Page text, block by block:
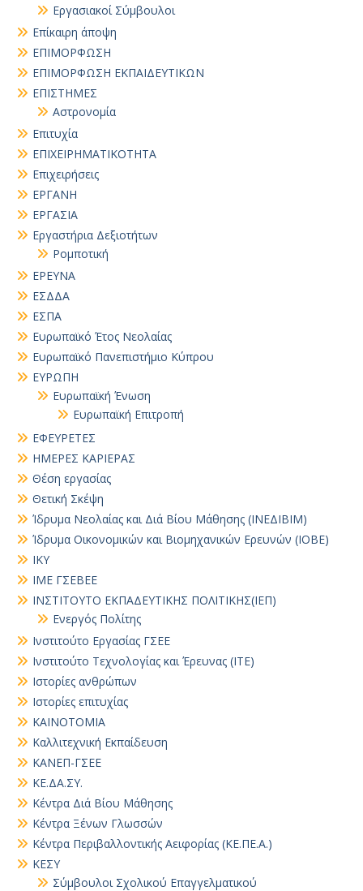
Εργασιακοί Σύμβουλοι
Επίκαιρη άποψη
ΕΠΙΜΟΡΦΩΣΗ
ΕΠΙΜΟΡΦΩΣΗ ΕΚΠΑΙΔΕΥΤΙΚΩΝ
ΕΠΙΣΤΗΜΕΣ
Αστρονομία
Επιτυχία
ΕΠΙΧΕΙΡΗΜΑΤΙΚΟΤΗΤΑ
Επιχειρήσεις
ΕΡΓΑΝΗ
ΕΡΓΑΣΙΑ
Εργαστήρια Δεξιοτήτων
Ρομποτική
ΕΡΕΥΝΑ
ΕΣΔΔΑ
ΕΣΠΑ
Ευρωπαϊκό Έτος Νεολαίας
Ευρωπαϊκό Πανεπιστήμιο Κύπρου
ΕΥΡΩΠΗ
Ευρωπαϊκή Ένωση
Ευρωπαϊκή Επιτροπή
ΕΦΕΥΡΕΤΕΣ
ΗΜΕΡΕΣ ΚΑΡΙΕΡΑΣ
Θέση εργασίας
Θετική Σκέψη
Ίδρυμα Νεολαίας και Διά Βίου Μάθησης (ΙΝΕΔΙΒΙΜ)
Ίδρυμα Οικονομικών και Βιομηχανικών Ερευνών (ΙΟΒΕ)
ΙΚΥ
ΙΜΕ ΓΣΕΒΕΕ
ΙΝΣΤΙΤΟΥΤΟ ΕΚΠΑΔΕΥΤΙΚΗΣ ΠΟΛΙΤΙΚΗΣ(ΙΕΠ)
Ενεργός Πολίτης
Ινστιτούτο Εργασίας ΓΣΕΕ
Ινστιτούτο Τεχνολογίας και Έρευνας (ΙΤΕ)
Ιστορίες ανθρώπων
Ιστορίες επιτυχίας
ΚΑΙΝΟΤΟΜΙΑ
Καλλιτεχνική Εκπαίδευση
ΚΑΝΕΠ-ΓΣΕΕ
ΚΕ.ΔΑ.ΣΥ.
Κέντρα Διά Βίου Μάθησης
Κέντρα Ξένων Γλωσσών
Κέντρα Περιβαλλοντικής Αειφορίας (ΚΕ.ΠΕ.Α.)
ΚΕΣΥ
Σύμβουλοι Σχολικού Επαγγελματικού